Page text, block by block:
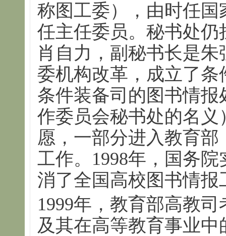
称图工委），由时任
任主任委员。秘书处
肖自力，副秘书长是
委机构改革，成立了
条件装备司的图书情
作委员会秘书处的名
愿，一部分进入教育
工作。1998年，国务
消了全国高校图书情
1999年，教育部高教
及其在高等教育事业